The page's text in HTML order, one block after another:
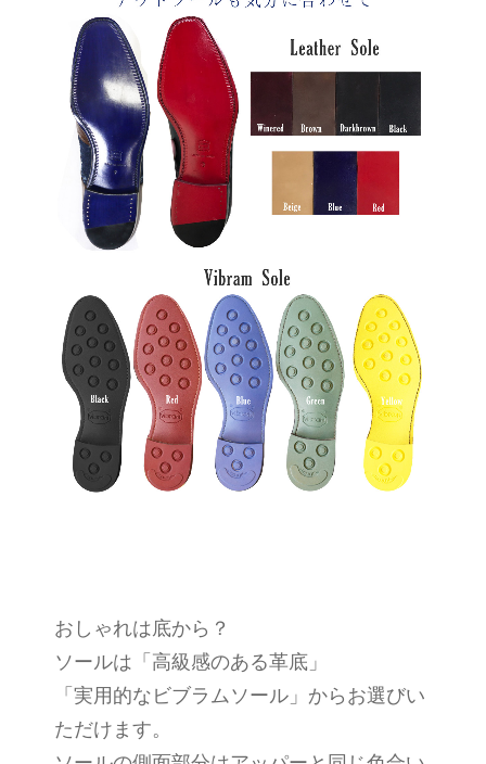
おしゃれは底から？
ソールは「高級感のある革底」
「実用的なビブラムソール」からお選びい
ただけます。